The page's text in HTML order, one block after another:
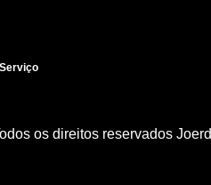
os direitos reservados